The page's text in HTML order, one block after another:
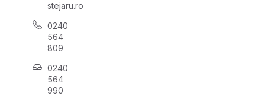
stejaru.ro
0240
564
809
0240
564
990